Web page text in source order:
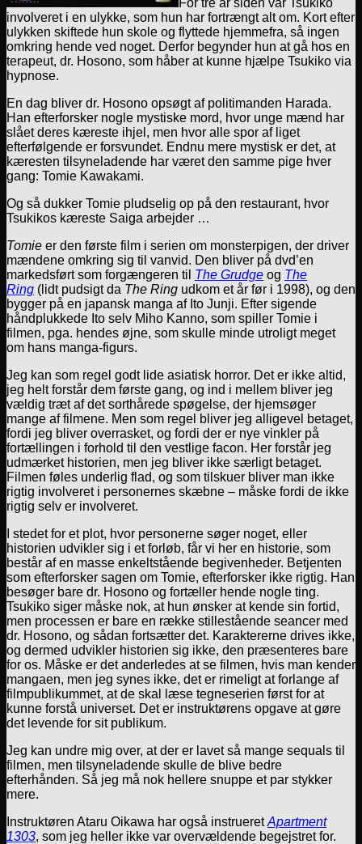
involveret i en ulykke, som hun har fortrængt alt om. Kort efter
ulykken skiftede hun skole og flyttede hjemmefra, så ingen
omkring hende ved noget. Derfor begynder hun at gå hos en
terapeut, dr. Hosono, som håber at kunne hjælpe Tsukiko via
hypnose.
En dag bliver dr. Hosono opsøgt af politimanden Harada.
Han efterforsker nogle mystiske mord, hvor unge mænd har
slået deres kæreste ihjel, men hvor alle spor af liget
efterfølgende er forsvundet. Endnu mere mystisk er det, at
kæresten tilsyneladende har været den samme pige hver
gang: Tomie Kawakami.
Og så dukker Tomie pludselig op på den restaurant, hvor
Tsukikos kæreste Saiga arbejder …
Tomie er den første film i serien om monsterpigen, der driver
mændene omkring sig til vanvid. Den bliver på dvd’en
markedsført som forgængeren til The Grudge og The
Ring (lidt pudsigt da The Ring udkom et år før i 1998), og den
bygger på en japansk manga af Ito Junji. Efter sigende
håndplukkede Ito selv Miho Kanno, som spiller Tomie i
filmen, pga. hendes øjne, som skulle minde utroligt meget
om hans manga-figurs.
Jeg kan som regel godt lide asiatisk horror. Det er ikke altid,
jeg helt forstår dem første gang, og ind i mellem bliver jeg
vældig træt af det sorthårede spøgelse, der hjemsøger
mange af filmene. Men som regel bliver jeg alligevel betaget,
fordi jeg bliver overrasket, og fordi der er nye vinkler på
fortællingen i forhold til den vestlige facon. Her forstår jeg
udmærket historien, men jeg bliver ikke særligt betaget.
Filmen føles underlig flad, og som tilskuer bliver man ikke
rigtig involveret i personernes skæbne – måske fordi de ikke
rigtig selv er involveret.
I stedet for et plot, hvor personerne søger noget, eller
historien udvikler sig i et forløb, får vi her en historie, som
består af en masse enkeltstående begivenheder. Betjenten
som efterforsker sagen om Tomie, efterforsker ikke rigtig. Han
besøger bare dr. Hosono og fortæller hende nogle ting.
Tsukiko siger måske nok, at hun ønsker at kende sin fortid,
men processen er bare en række stillestående seancer med
dr. Hosono, og sådan fortsætter det. Karaktererne drives ikke,
og dermed udvikler historien sig ikke, den præsenteres bare
for os. Måske er det anderledes at se filmen, hvis man kender
mangaen, men jeg synes ikke, det er rimeligt at forlange af
filmpublikummet, at de skal læse tegneserien først for at
kunne forstå universet. Det er instruktørens opgave at gøre
det levende for sit publikum.
Jeg kan undre mig over, at der er lavet så mange sequals til
filmen, men tilsyneladende skulle de blive bedre
efterhånden. Så jeg må nok hellere snuppe et par stykker
mere.
Instruktøren Ataru Oikawa har også instrueretApartment
1303, som jeg heller ikke var overvældende begejstret for.